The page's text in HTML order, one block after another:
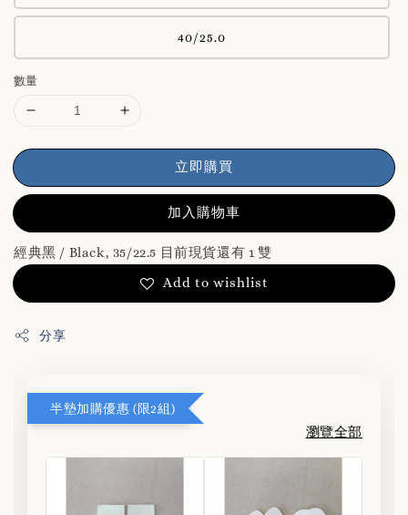
40/25.0
數量
立即購買
加入購物車
經典黑 / Black, 35/22.5 目前現貨還有 1 雙
Add to wishlist
分享
半墊加購優惠 (限2組)
瀏覽全部